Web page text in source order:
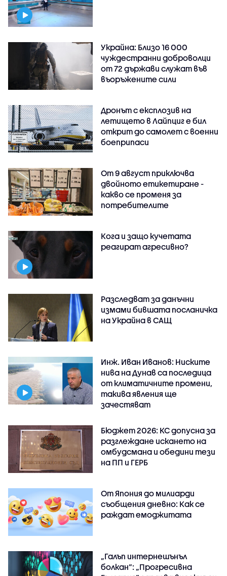
Украйна: Близо 16 000
чуждестранни доброволци
от 72 държави служат във
въоръжените сили
Дронът с експлозив на
летището в Лайпциг е бил
открит до самолет с военни
боеприпаси
От 9 август приключва
двойното етикетиране -
какво се променя за
потребителите
Кога и защо кучетата
реагират агресивно?
Разследват за данъчни
измами бившата посланичка
на Украйна в САЩ
Инж. Иван Иванов: Ниските
нива на Дунав са последица
от климатичните промени,
такива явления ще
зачестяват
Бюджет 2026: КС допусна за
разглеждане искането на
омбудсмана и обедини тези
на ПП и ГЕРБ
От Япония до милиарди
съобщения дневно: Как се
раждат емоджитата
„Галъп интернешънъл
болкан“: „Прогресивна